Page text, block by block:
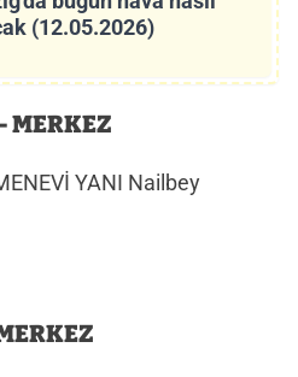
(12.05.2026)
MERKEZ
YANI Nailbey